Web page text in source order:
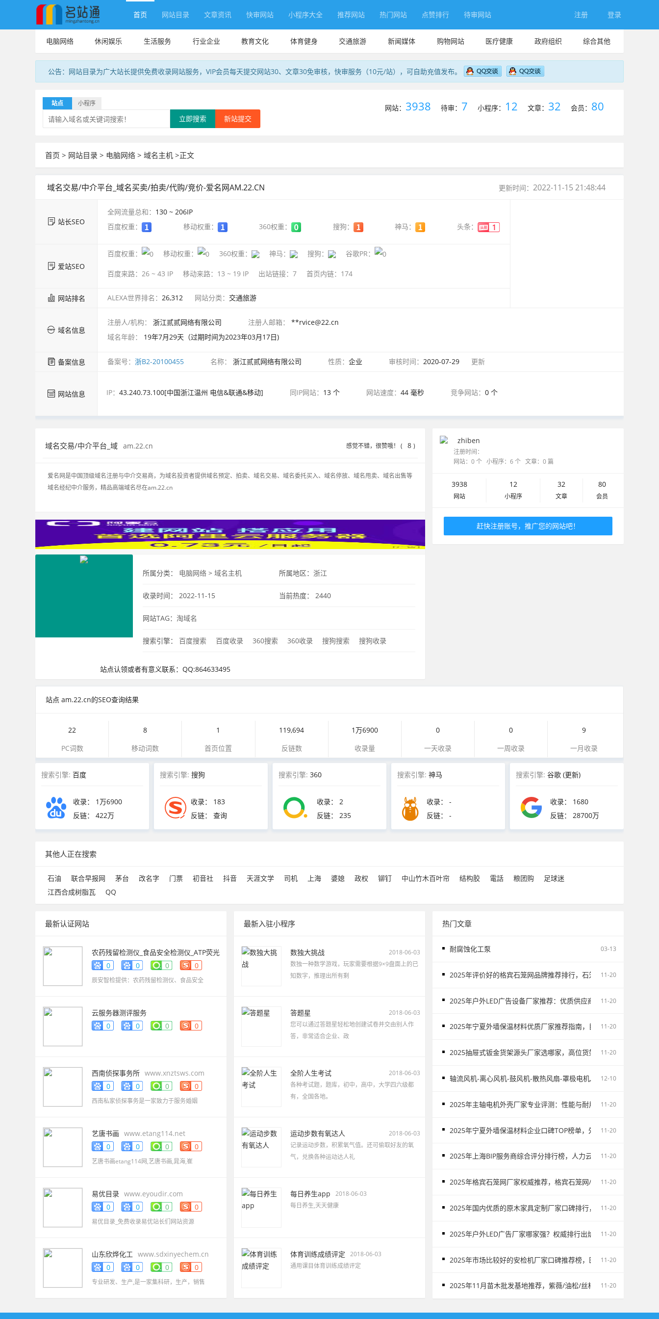
首页 网站目录 文章资讯 快审网站 小程序大全 推荐网站 热门网站 点赞排行 待审网站 注册 登录
电脑网络 休闲娱乐 生活服务 行业企业 教育文化 体育健身 交通旅游 新闻媒体 购物网站 医疗健康 政府组织 综合其他
公告：网站目录为广大站长提供免费收录网站服务，VIP会员每天提交网站30、文章30免审核，快审服务（10元/站），可自助充值发布。
站点 小程序
新站提交
立即搜索
网站： 3938 待审： 7 小程序： 12 文章： 32 会员： 80
首页 > 网站目录 > 电脑网络 > 域名主机 >正文
域名交易/中介平台_域名买卖/拍卖/代购/竞价-爱名网AM.22.CN 更新时间： 2022-11-15 21:48:44
站长SEO
全网流量总和： 130 ~ 206IP
百度权重：
移动权重： 360权重： 搜狗： 神马： 头条：
爱站SEO
百度权重： 移动权重： 360权重： 神马： 搜狗： 谷歌PR：
百度来路： 26 ~ 43 IP 移动来路： 13 ~ 19 IP 出站链接： 7 首页内链： 174
网站排名 ALEXA世界排名： 26,312 网站分类： 交通旅游
域名信息
注册人/机构： 浙江贰贰网络有限公司 注册人邮箱： **rvice@22.cn
域名年龄： 19年7月29天（过期时间为2023年03月17日)
备案信息 备案号： 浙B2-20100455 名称： 浙江贰贰网络有限公司 性质： 企业 审核时间： 2020-07-29 更新
网站信息 IP： 43.240.73.100[中国浙江温州 电信&联通&移动] 同IP网站： 13 个 网站速度： 44 毫秒 竞争网站： 0 个
域名交易/中介平台_域 am.22.cn 感觉不错，很赞哦！ ( 8 )
爱名网是中国顶级域名注册与中介交易商，为域名投资者提供域名预定、拍卖、域名交易、域名委托买入、域名停放、域名甩卖、域名出售等
域名经纪中介服务，精品高端域名尽在am.22.cn
所属分类： 电脑网络> 域名主机 所属地区： 浙江
收录时间： 2022-11-15 当前热度： 2440
网站TAG： 淘域名
搜索引擎： 百度搜索 百度收录 360搜索 360收录 搜狗搜索 搜狗收录
站点认领或者有意义联系：QQ:864633495
zhiben
注册时间：
网站：0 个 小程序：6 个 文章：0 篇
3938
网站
12
小程序
32
文章
80
会员
赶快注册账号，推广您的网站吧！
站点 am.22.cn的SEO查询结果
22 8 1 119,694 1万6900 0 0
9
PC词数
移动词数 首页位置 反链数 收录量 一天收录 一周收录 一月收录
搜索引擎: 百度
收录： 1万6900
反链： 422万
搜索引擎: 搜狗
收录： 183
反链： 查询
搜索引擎: 360
收录： 2
反链： 235
搜索引擎: 神马
收录： -
反链： -
搜索引擎: 谷歌 (更新)
收录： 1680
反链： 28700万
其他人正在搜索
石油 联合早报网 茅台 改名字 门票 初音社 抖音 天涯文学 司机 上海 婆媳 政权 铆钉 中山竹木百叶帘 结构胶 電話 粮团购
足球迷
江西合成树脂瓦
QQ
最新认证网站
农药残留检测仪_食品安全检测仪_ATP荧光
检测仪_药物残留检测仪_辰安智检（上海）
科学仪器有限公司 www.caience.com
0 0 0 0
辰安智检提供：农药残留检测仪、食品安全
云服务器测评服务
www.gwvpsceping.com
0 0 0 0
西南侦探事务所 www.xnztsws.com
0
0 0 0
西南私家侦探事务是一家致力于服务婚姻
艺唐书画 www.etang114.net
0
0 0 0
艺唐书画etang114网,艺唐书画,晁海,崔
易优目录 www.eyoudir.com
0
0 0 0
易优目录_免费收录易优站长们网站资源
山东欣烨化工 www.sdxinyechem.cn
0
0 0 0
专业研发、生产,是一家集科研，生产，销售
最新入驻小程序
数独大挑战
2018-06-03
数独一种数学游戏，玩家需要根据9×9盘面上的已
知数字，推理出所有剩
答题星
2018-06-03
您可以通过答题星轻松地创建试卷并交由别人作
答，非常适合企业、政
全阶人生考试
2018-06-03
各种考试题，题库，初中，高中，大学四六级都
有，全国各地。
运动步数有氧达人
2018-06-03
记录运动步数，积累氧气值。还可偷取好友的氧
气，兑换各种运动达人礼
每日养生app
2018-06-03
每日养生,天天健康
体育训练成绩评定
2018-06-03
通用课目体育训练成绩评定
热门文章
耐腐蚀化工泵 03-13
2025年评价好的格宾石笼网品牌推荐排行，石笼网/格宾石笼网/河道
11-20
2025年户外LED广告设备厂家推荐：优质供应商推荐，高铁广告/
11-20
2025年宁夏外墙保温材料优质厂家推荐指南，目前外墙保温材料阔
11-20
2025抽屉式钣金货架源头厂家选哪家，高位货架/电子物料架/抽屉
11-20
轴流风机-离心风机-鼓风机-散热风扇-罩极电机,厂家直销-首肯电子
12-10
2025年主轴电机外壳厂家专业评测：性能与耐用度全面对比，主轴
11-20
2025年宁夏外墙保温材料企业口碑TOP榜单，外墙保温材料服务商
11-20
2025年上海BIP服务商综合评分排行榜，人力云/税务云/易代账/制
11-20
2025年格宾石笼网厂家权威推荐，格宾石笼网/石笼网/格宾网厂家实
11-20
2025年国内优质的原木家具定制厂家口碑排行，卫浴柜/木门/酒柜/
11-20
2025年户外LED广告厂家哪家强？权威排行出炉，高铁广告/户外
11-20
2025年市场比较好的安检机厂家口碑推荐榜，医院智能安检机/戒
11-20
2025年11月苗木批发基地推荐，紫薇/油松/丝棉木/樱花/红叶石楠/
11-20